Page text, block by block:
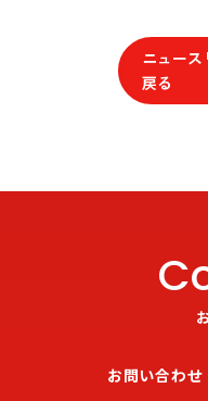
ニュース
戻る
お問い合わせ